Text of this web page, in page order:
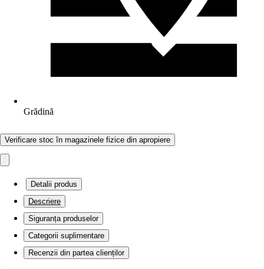
Grădină
Verificare stoc în magazinele fizice din apropiere
Detalii produs
Descriere
Siguranța produselor
Categorii suplimentare
Recenzii din partea clienților